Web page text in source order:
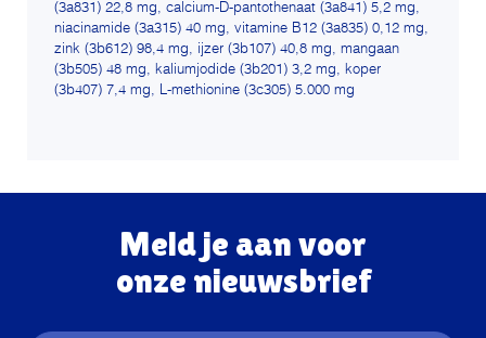
(3a831) 22,8 mg, calcium-D-pantothenaat (3a841) 5,2 mg,
niacinamide (3a315) 40 mg, vitamine B12 (3a835) 0,12 mg,
zink (3b612) 98,4 mg, ijzer (3b107) 40,8 mg, mangaan
(3b505) 48 mg, kaliumjodide (3b201) 3,2 mg, koper
(3b407) 7,4 mg, L-methionine (3c305) 5.000 mg
Meld je aan voor
onze nieuwsbrief